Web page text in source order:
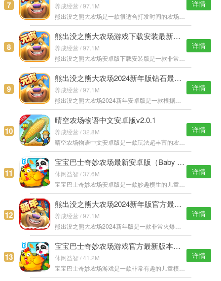
7
养成经营 / 97.1M
详情
8
熊出没之熊大农场游戏下载安装最新安卓版v1.3.5
养成经营 / 97.1M
详情
9
熊出没之熊大农场2024新年版钻石最新安卓版v1.3.1
养成经营 / 97.1M
详情
10
晴空农场物语中文安卓版v2.0.1
养成经营 / 32.8M
详情
11
宝宝巴士奇妙农场最新安卓版（Baby Panda）v8.12.00.01
休闲益智 / 37.6M
详情
12
熊出没之熊大农场2024新年版官方最新版v1.3.0
养成经营 / 97.1M
详情
13
宝宝巴士奇妙农场游戏官方最新版本（Baby Panda）v9.17.00.00
休闲益智 / 41.2M
详情